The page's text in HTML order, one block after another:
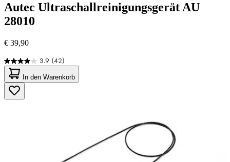
Autec Ultraschallreinigungsgerät AU
28010
€ 39,90
3.9 (42)
3.9
von
5
Sternen.
42
In den Warenkorb